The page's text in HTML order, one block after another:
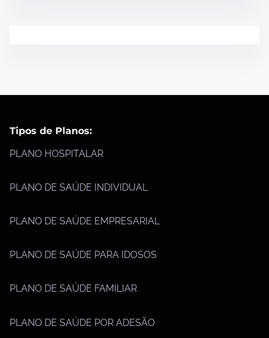
Tipos de Planos:
PLANO HOSPITALAR
PLANO DE SAÚDE INDIVIDUAL
PLANO DE SAÚDE EMPRESARIAL
PLANO DE SAÚDE PARA IDOSOS
PLANO DE SAÚDE FAMILIAR
PLANO DE SAÚDE POR ADESÃO